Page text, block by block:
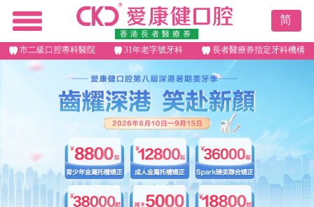
香港長者醫療券
简
市二級口腔專科醫院 31年老字號牙科 長者醫療券指定牙科機構